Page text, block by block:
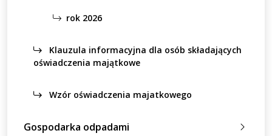
rok 2026
Klauzula informacyjna dla osób składających
oświadczenia majątkowe
Wzór oświadczenia majatkowego
Gospodarka odpadami